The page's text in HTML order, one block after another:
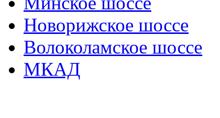
Новорижское шоссе
Волоколамское шоссе
МКАД